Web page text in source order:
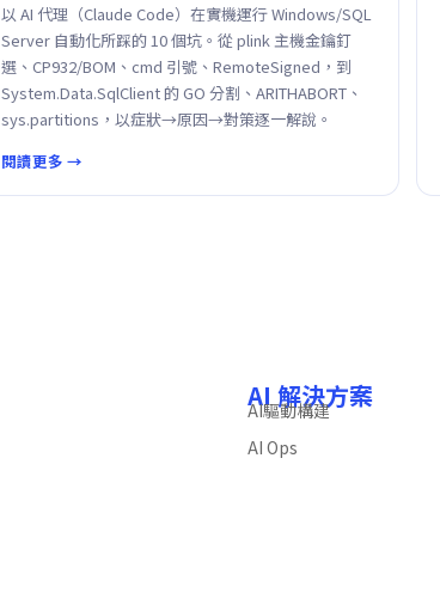
以 AI 代理（Claude Code）在實機運行 Windows/SQL
Server 自動化所踩的 10 個坑。從 plink 主機金鑰釘
選、CP932/BOM、cmd 引號、RemoteSigned，到
System.Data.SqlClient 的 GO 分割、ARITHABORT、
sys.partitions，以症狀→原因→對策逐一解說。
閱讀更多 →
AI 解決方案
AI驅動構建
AI Ops